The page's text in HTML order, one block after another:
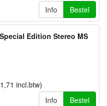
Info
Bestel
Edition Stereo MS
,71 incl.btw)
Info
Bestel